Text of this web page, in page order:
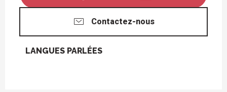
Contactez-nous
LANGUES PARLÉES
LANGUES PARLÉES